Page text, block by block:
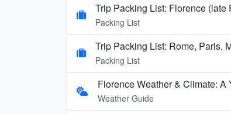
Trip Packing List: Florence (late
Packing List
Trip Packing List: Rome, Paris,
Packing List
Florence Weather & Climate: A
Weather Guide